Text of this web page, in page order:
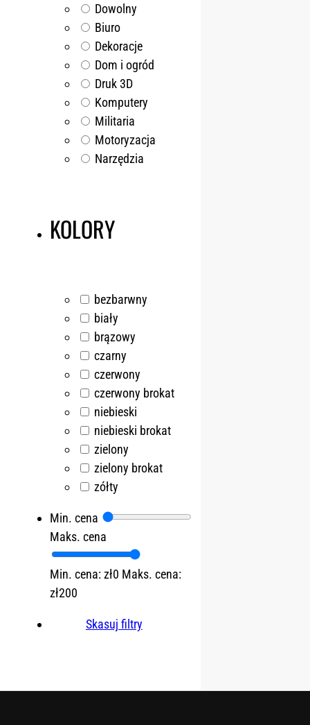
Dowolny
Biuro
Dekoracje
Dom i ogród
Druk 3D
Komputery
Militaria
Motoryzacja
Narzędzia
KOLORY
bezbarwny
biały
brązowy
czarny
czerwony
czerwony brokat
niebieski
niebieski brokat
zielony
zielony brokat
zółty
Min. cena
Maks. cena
Min. cena: zł0 Maks. cena:
zł200
Skasuj filtry